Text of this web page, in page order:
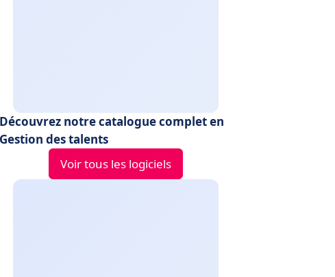
Découvrez notre catalogue complet en
Gestion des talents
Voir tous les logiciels